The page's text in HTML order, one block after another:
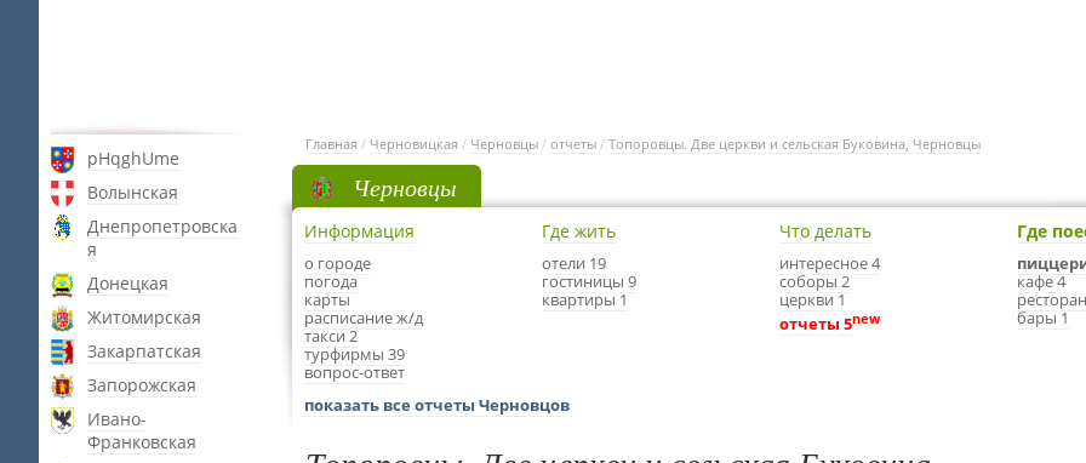
pHqghUme
Волынская
Днепропетровска
я
Донецкая
Житомирская
Закарпатская
Запорожская
Ивано-
Франковская
Главная / Черновицкая / Черновцы / отчеты / Топоровцы. Две церкви и сельская Буковина, Черновцы
Черновцы
Информация
о городе
погода
карты
расписание ж/д
такси 2
турфирмы 39
вопрос-ответ
Где жить
отели 19
гостиницы 9
квартиры 1
Что делать
интересное 4
соборы 2
церкви 1
отчеты 5new
Где
кафе 4
бары 1
показать все отчеты Черновцов